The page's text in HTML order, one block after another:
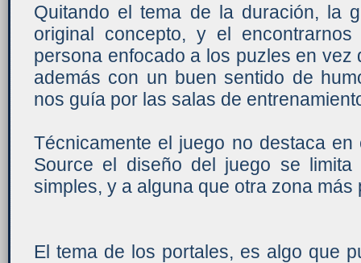
Quitando el tema de la duración, la
original concepto, y el
persona enfocado a los puzles en vez
además con un buen sentido de
nos guía por las salas de
Técnicamente el juego no destaca
Source el diseño del juego se
simples, y a alguna que otra zona más
El tema de los portales, es algo que